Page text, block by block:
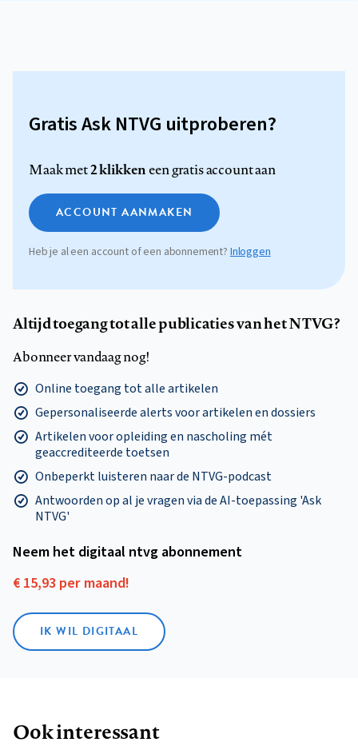
Gratis Ask NTVG uitproberen?
Maak met2 klikkeneen gratis account aan
ACCOUNT AANMAKEN
Heb je al een account of een abonnement? Inloggen
Altijd toegang tot alle publicaties van het NTVG?
Abonneer vandaag nog!
Online toegang tot alle artikelen
Gepersonaliseerde alerts voor artikelen en dossiers
Artikelen voor opleiding en nascholing mét
geaccrediteerde toetsen
Onbeperkt luisteren naar de NTVG-podcast
Antwoorden op al je vragen via de AI-toepassing 'Ask
NTVG'
Neem het digitaal ntvg abonnement
€ 15,93 per maand!
IK WIL DIGITAAL
Ook interessant